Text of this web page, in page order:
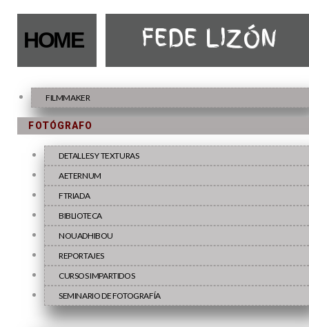
HOME FEDE LIZÓN
FILMMAKER
FOTÓGRAFO
DETALLES Y TEXTURAS
AETERNUM
FTRIADA
BIBLIOTECA
NOUADHIBOU
REPORTAJES
CURSOS IMPARTIDOS
SEMINARIO DE FOTOGRAFÍA